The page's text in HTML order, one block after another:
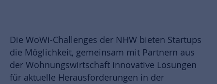
Die WoWi-Challenges der NHW bieten Startups
die Möglichkeit, gemeinsam mit Partnern aus
der Wohnungswirtschaft innovative Lösungen
für aktuelle Herausforderungen in der